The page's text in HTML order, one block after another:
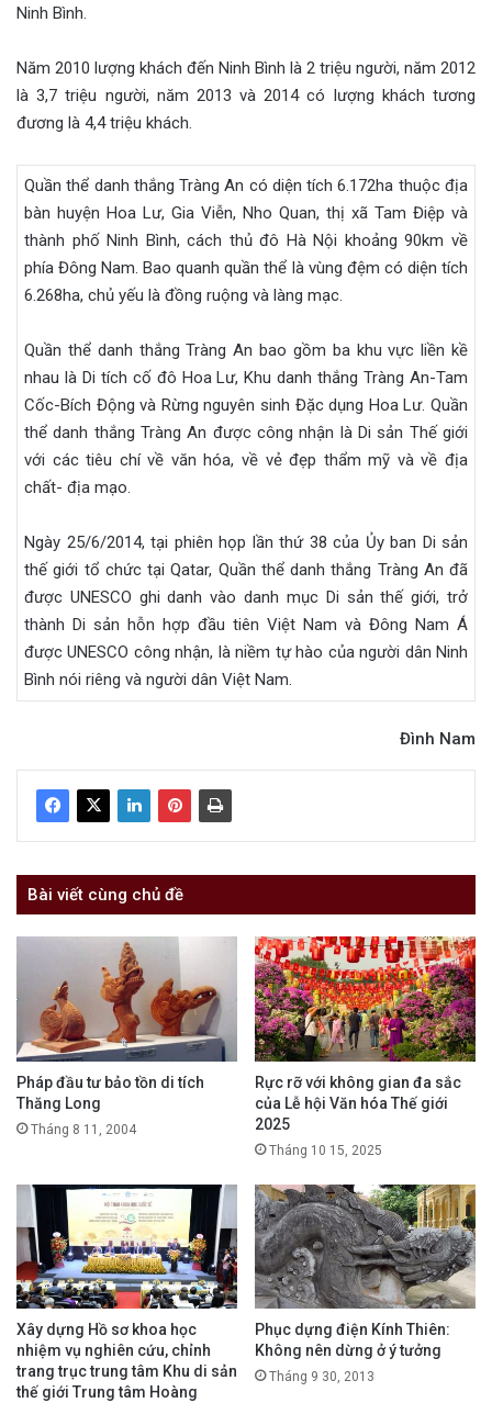
Ninh Bình.
Năm 2010 lượng khách đến Ninh Bình là 2 triệu người, năm 2012
là 3,7 triệu người, năm 2013 và 2014 có lượng khách tương
đương là 4,4 triệu khách.
Quần thể danh thắng Tràng An có diện tích 6.172ha thuộc địa
bàn huyện Hoa Lư, Gia Viễn, Nho Quan, thị xã Tam Điệp và
thành phố Ninh Bình, cách thủ đô Hà Nội khoảng 90km về
phía Đông Nam. Bao quanh quần thể là vùng đệm có diện tích
6.268ha, chủ yếu là đồng ruộng và làng mạc.
Quần thể danh thắng Tràng An bao gồm ba khu vực liền kề
nhau là Di tích cố đô Hoa Lư, Khu danh thắng Tràng An-Tam
Cốc-Bích Động và Rừng nguyên sinh Đặc dụng Hoa Lư. Quần
thể danh thắng Tràng An được công nhận là Di sản Thế giới
với các tiêu chí về văn hóa, về vẻ đẹp thẩm mỹ và về địa
chất- địa mạo.
Ngày 25/6/2014, tại phiên họp lần thứ 38 của Ủy ban Di sản
thế giới tổ chức tại Qatar, Quần thể danh thắng Tràng An đã
được UNESCO ghi danh vào danh mục Di sản thế giới, trở
thành Di sản hỗn hợp đầu tiên Việt Nam và Đông Nam Á
được UNESCO công nhận, là niềm tự hào của người dân Ninh
Bình nói riêng và người dân Việt Nam.
Đình Nam
Bài viết cùng chủ đề
Pháp đầu tư bảo tồn di tích
Thăng Long
Tháng 8 11, 2004
Rực rỡ với không gian đa sắc
của Lễ hội Văn hóa Thế giới
2025
Tháng 10 15, 2025
Xây dựng Hồ sơ khoa học
nhiệm vụ nghiên cứu, chỉnh
trang trục trung tâm Khu di sản
thế giới Trung tâm Hoàng
Phục dựng điện Kính Thiên:
Không nên dừng ở ý tưởng
Tháng 9 30, 2013